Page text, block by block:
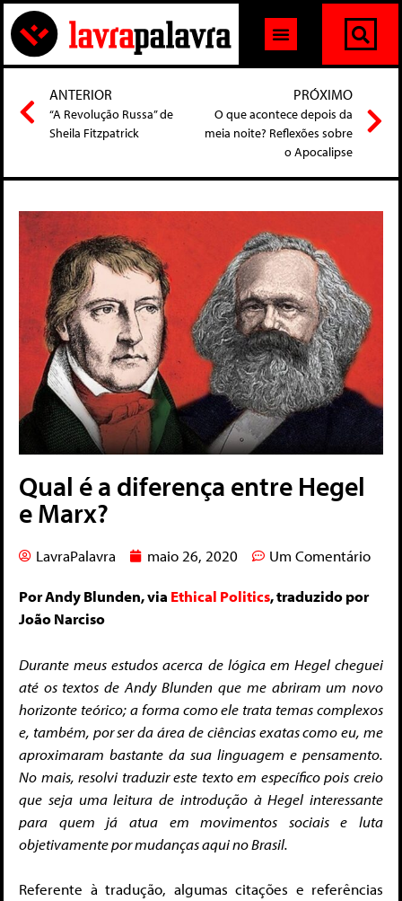
ANTERIOR
“A Revolução Russa” de
Sheila Fitzpatrick
PRÓXIMO
O que acontece depois da
meia noite? Reflexões sobre
o Apocalipse
Qual é a diferença entre Hegel
e Marx?
LavraPalavra maio 26, 2020 Um Comentário
Por Andy Blunden, via Ethical Politics, traduzido por
João Narciso
Durante meus estudos acerca de lógica em Hegel cheguei
até os textos de Andy Blunden que me abriram um novo
horizonte teórico; a forma como ele trata temas complexos
e, também, por ser da área de ciências exatas como eu, me
aproximaram bastante da sua linguagem e pensamento.
No mais, resolvi traduzir este texto em específico pois creio
que seja uma leitura de introdução à Hegel interessante
para quem já atua em movimentos sociais e luta
objetivamente por mudanças aqui no Brasil.
Referente à tradução, algumas citações e referências